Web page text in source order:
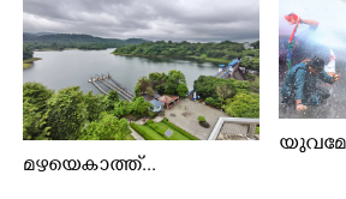
മഴയെകാത്ത്...